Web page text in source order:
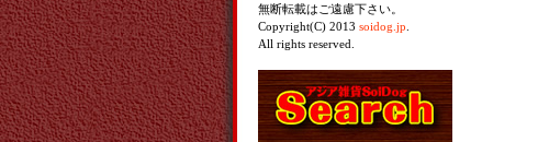
無断転載はご遠慮下さい。
Copyright(C) 2013 soidog.jp
All rights reserved.